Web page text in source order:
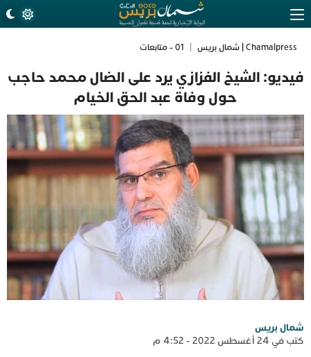
Chamalpress | شمال بريس 01 - متابعات
فيديو: الشيخ الفزازي يرد على الضال محمد حاجب
حول وفاة عبد الحق الخيام
شمال بريس
كتب في 24 أغسطس 2022 - 4:52 م